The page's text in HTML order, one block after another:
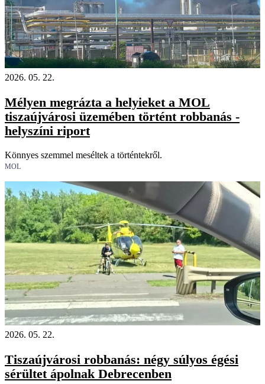
2026. 05. 22.
Mélyen megrázta a helyieket a MOL
tiszaújvárosi üzemében történt robbanás -
helyszíni riport
Könnyes szemmel meséltek a történtekről.
MOL
2026. 05. 22.
Tiszaújvárosi robbanás: négy súlyos égési
sérültet ápolnak Debrecenben